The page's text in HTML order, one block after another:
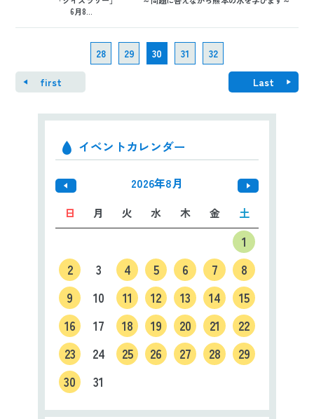
6月8...
first
28 29 30 31 32
Last
イベントカレンダー
2026年8月
日 月 火 水 木 金 土
1
2
3 4 5 6 7
8
9
10 11 12 13 14
15
16
17 18 19 20 21
22
23
24 25 26 27 28
29
30
31